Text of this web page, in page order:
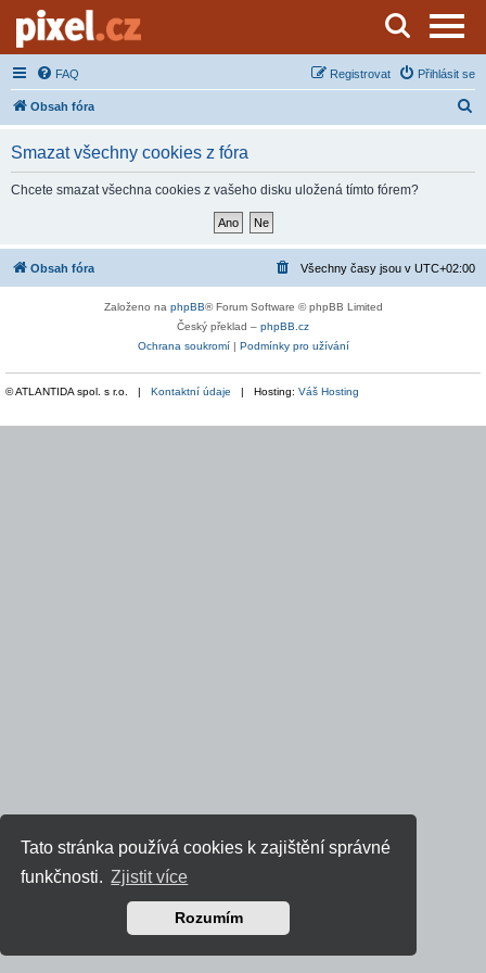
Tato stránka používá cookies k zajištění správné
funkčnosti. Zjistit více
Rozumím
Server o natáčení a zpracování videa
FAQ Přihlásit se
Registrovat
Obsah fóra
Smazat všechny cookies z fóra
Chcete smazat všechna cookies z vašeho disku uložená tímto fórem?
Obsah fóra Všechny časy jsou v UTC+02:00
Založeno na phpBB® Forum Software © phpBB Limited
Český překlad – phpBB.cz
Ochrana soukromí| Podmínky pro užívání
© ATLANTIDA spol. s r.o. | Kontaktní údaje | Hosting: Váš Hosting